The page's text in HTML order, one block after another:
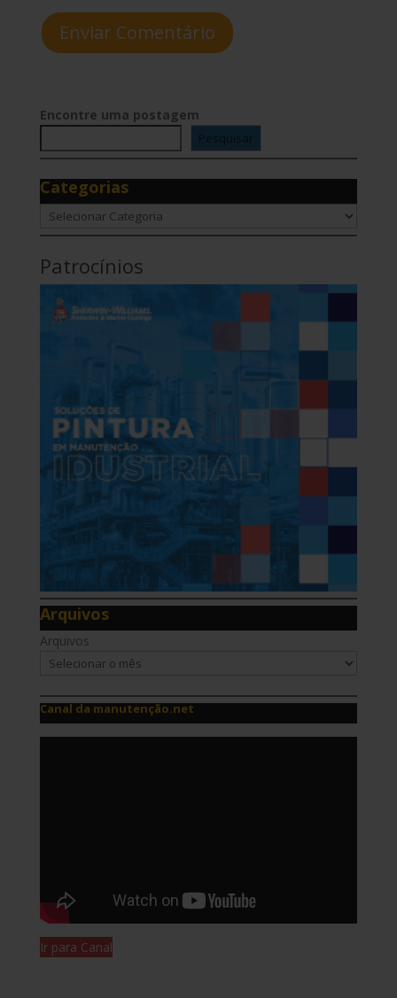
Enviar Comentário
Encontre uma postagem
Pesquisar
Categorias
Categorias
Patrocínios
Arquivos
Arquivos
Canal da manutenção.net
Ir para Canal